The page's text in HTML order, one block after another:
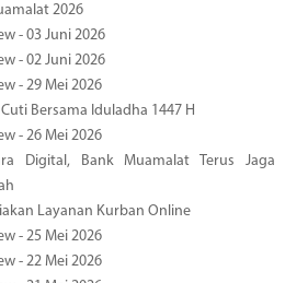
2026
- 03 Juni 2026
- 02 Juni 2026
- 29 Mei 2026
Bersama Iduladha 1447 H
- 26 Mei 2026
Digital, Bank Muamalat Terus Jaga
Layanan Kurban Online
- 25 Mei 2026
- 22 Mei 2026